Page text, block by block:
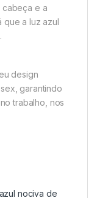
cabeça e a
que a luz azul
design
garantindo
trabalho, nos
nociva de